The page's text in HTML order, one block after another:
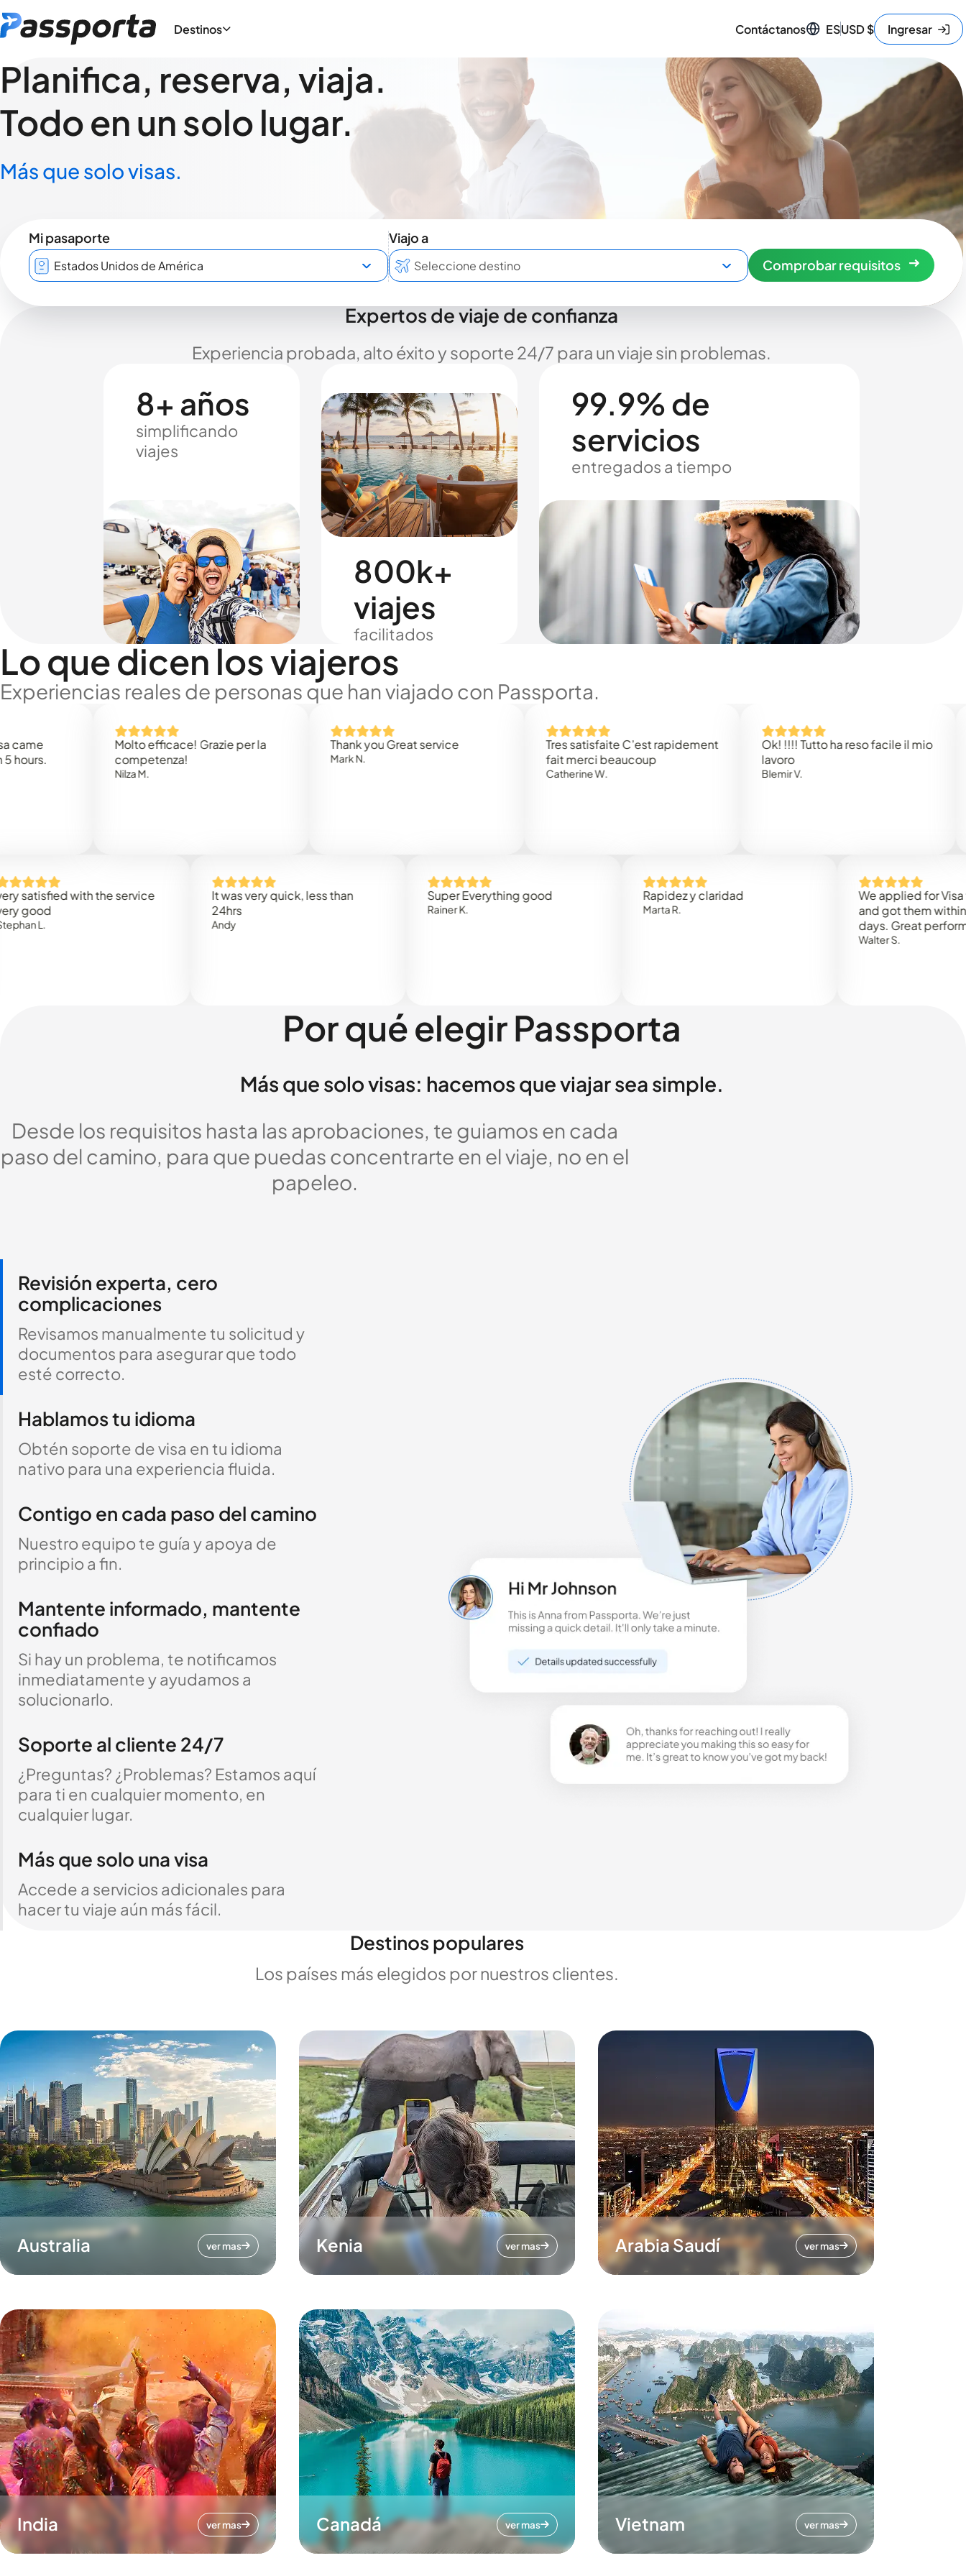
Destinos Contáctanos ESUSD$ Ingresar
Planifica, reserva, viaja.
Todo en un solo lugar.
Más que solo visas.
Mi pasaporte
Viajo a
Comprobar requisitos
Expertos de viaje de confianza
Experiencia probada, alto éxito y soporte 24/7 para un viaje sin problemas.
8+ años
simplificando
viajes
800k+
viajes
facilitados
99.9% de
servicios
entregados a tiempo
Lo que dicen los viajeros
Experiencias reales de personas que han viajado con Passporta.
Molto efficace! Grazie per la
competenza!
Thank you Great service
Tres satisfaite C’est rapidement
fait merci beaucoup
Catherine W.
Ok! !!!! Tutto ha reso facile il mio
with the service
It was very quick, less than
Super Everything good Rapidez y claridad
We applied for Visa to
and got them within 3
days. Great performance!
Walter S.
Por qué elegir Passporta
Más que solo visas: hacemos que viajar sea simple.
Desde los requisitos hasta las aprobaciones, te guiamos en cada
paso del camino, para que puedas concentrarte en el viaje, no en el
papeleo.
Revisión experta, cero
complicaciones
Revisamos manualmente tu solicitud y
documentos para asegurar que todo
esté correcto.
Hablamos tu idioma
Obtén soporte de visa en tu idioma
nativo para una experiencia fluida.
Contigo en cada paso del camino
Nuestro equipo te guía y apoya de
principio a fin.
Mantente informado, mantente
confiado
Si hay un problema, te notificamos
inmediatamente y ayudamos a
solucionarlo.
Soporte al cliente 24/7
¿Preguntas? ¿Problemas? Estamos aquí
para ti en cualquier momento, en
cualquier lugar.
Más que solo una visa
Accede a servicios adicionales para
hacer tu viaje aún más fácil.
Destinos populares
Los países más elegidos por nuestros clientes.
Australia ver mas Kenia ver mas Arabia Saudí ver mas
India ver mas Canadá ver mas Vietnam ver mas